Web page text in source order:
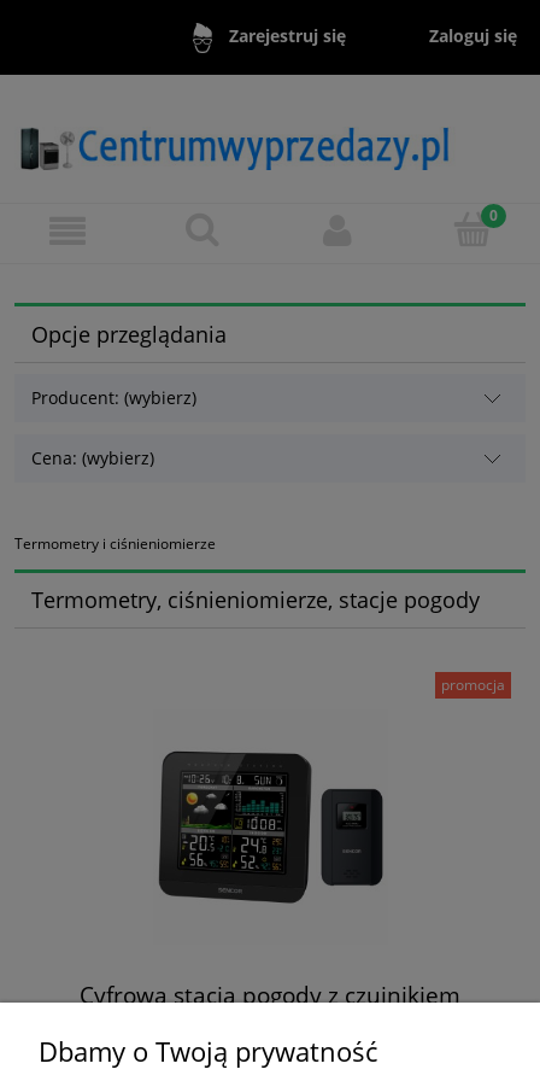
Zarejestruj się Zaloguj się
Opcje przeglądania
Producent: (wybierz)
Cena: (wybierz)
Termometry i ciśnieniomierze
Termometry, ciśnieniomierze, stacje pogody
Cyfrowa stacja pogody z czujnikiem
180,00 zł
promocja
Dbamy o Twoją prywatność